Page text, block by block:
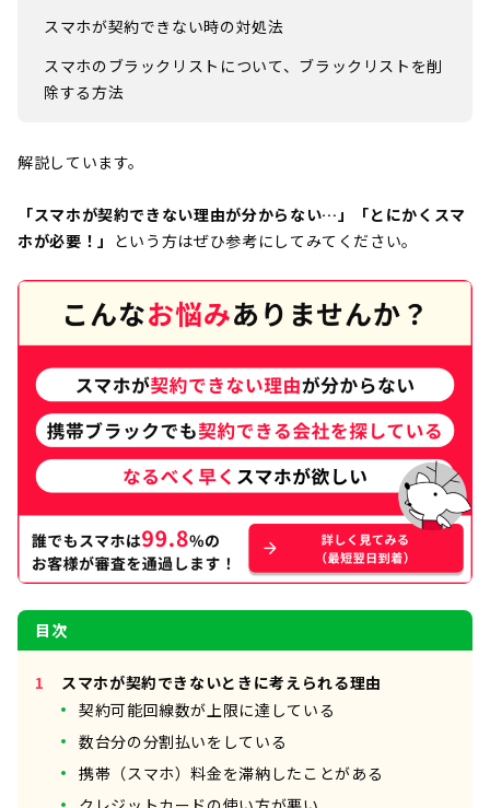
スマホが契約できない時の対処法
スマホのブラックリストについて、ブラックリストを削
除する方法
解説しています。
「スマホが契約できない理由が分からない…」「とにかくスマ
ホが必要！」 という方はぜひ参考にしてみてください。
目次
スマホが契約できないときに考えられる理由
契約可能回線数が上限に達している
数台分の分割払いをしている
携帯（スマホ）料金を滞納したことがある